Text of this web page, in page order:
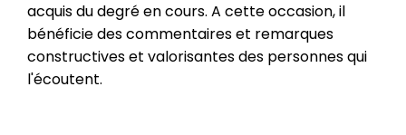
acquis du degré en cours. A cette occasion, il
bénéficie des commentaires et remarques
constructives et valorisantes des personnes qui
l'écoutent.